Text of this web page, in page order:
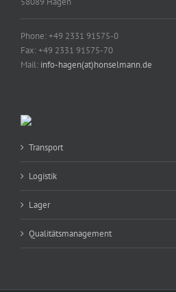
Phone: +49 2331 91575-0
Fax: +49 2331 91575-70
Mail: info-hagen(at)honselmann.de
Transport
Logistik
Lager
Qualitätsmanagement